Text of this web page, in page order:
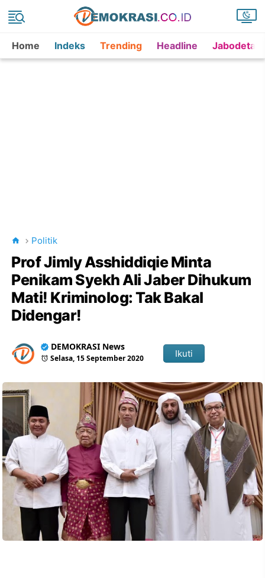
Home Indeks Trending Headline
Politik
Prof Jimly Asshiddiqie Minta
Penikam Syekh Ali Jaber Dihukum
Mati! Kriminolog: Tak Bakal
Didengar!
DEMOKRASI News
Selasa, 15 September 2020 Ikuti